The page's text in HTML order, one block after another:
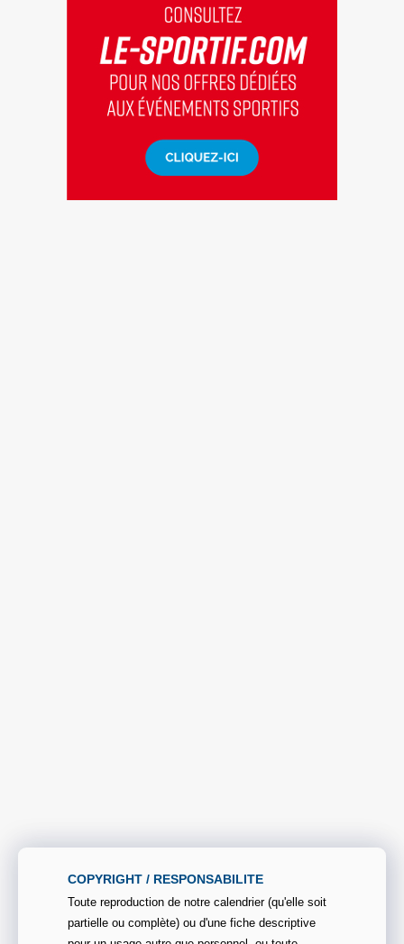
COPYRIGHT / RESPONSABILITE
Toute reproduction de notre calendrier (qu'elle soit
partielle ou complète) ou d'une fiche descriptive